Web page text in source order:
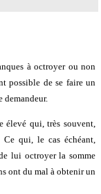
à octroyer ou non
possible de se faire un
demandeur.
élevé qui, très souvent,
Ce qui, le cas échéant,
lui octroyer la somme
ont du mal à obtenir un